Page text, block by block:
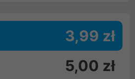
3,99 zł
5,00 zł